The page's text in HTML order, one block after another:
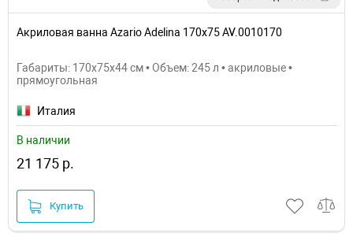
Акриловая ванна Azario Adelina 170х75 AV.0010170
Габариты: 170x75x44 см • Объем: 245 л • акриловые •
прямоугольная
Италия
В наличии
21 175 р.
Купить